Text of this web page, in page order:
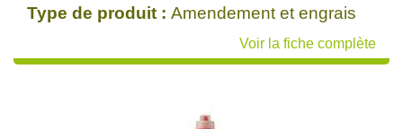
Type de produit : Amendement et engrais
Voir la fiche complète